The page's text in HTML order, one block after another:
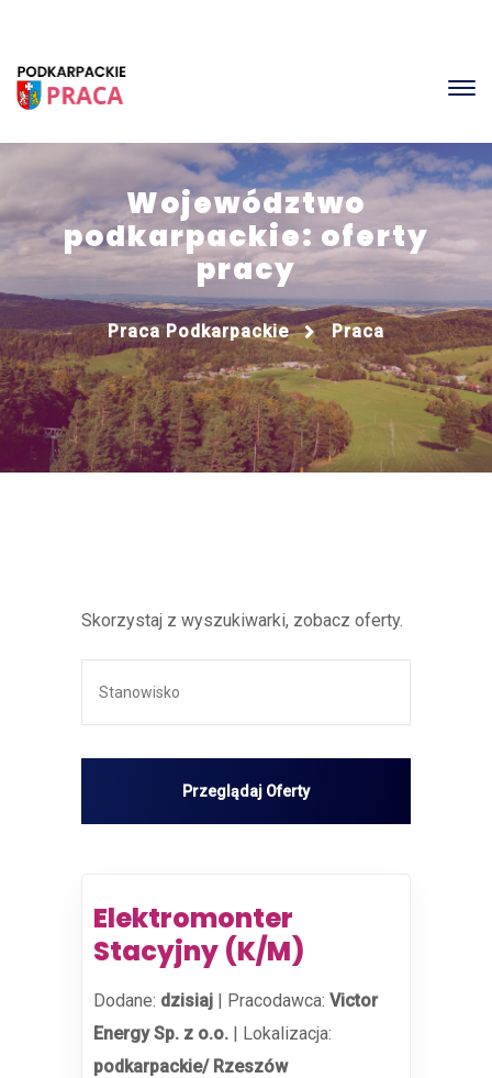
Województwo
podkarpackie: oferty
pracy
Praca Podkarpackie Praca
Skorzystaj z wyszukiwarki, zobacz oferty.
Elektromonter
Stacyjny (K/M)
Dodane: dzisiaj | Pracodawca: Victor
Energy Sp. z o.o. | Lokalizacja:
podkarpackie/ Rzeszów